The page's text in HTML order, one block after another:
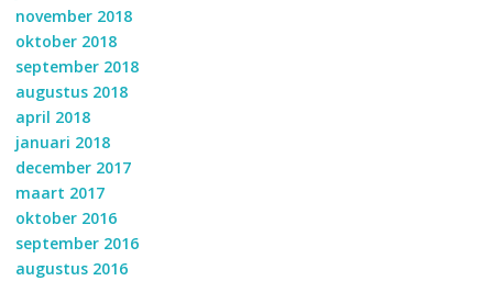
november 2018
oktober 2018
september 2018
augustus 2018
april 2018
januari 2018
december 2017
maart 2017
oktober 2016
september 2016
augustus 2016